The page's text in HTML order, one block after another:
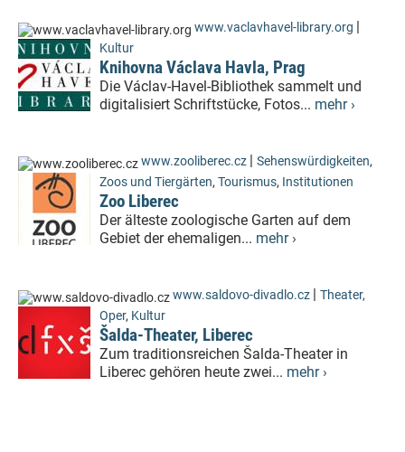
www.vaclavhavel-library.org |
Kultur
Knihovna Václava Havla, Prag
Die Václav-Havel-Bibliothek sammelt und
digitalisiert Schriftstücke, Fotos... mehr ›
www.zooliberec.cz | Sehenswürdigkeiten,
Zoos und Tiergärten, Tourismus, Institutionen
Zoo Liberec
Der älteste zoologische Garten auf dem
Gebiet der ehemaligen... mehr ›
www.saldovo-divadlo.cz | Theater,
Oper, Kultur
Šalda-Theater, Liberec
Zum traditionsreichen Šalda-Theater in
Liberec gehören heute zwei... mehr ›